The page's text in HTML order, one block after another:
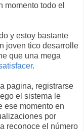
momento todo el
y estoy bastante
joven tico desarrolle
que una mega
.
pagina, registrarse
el sistema le
ese momento en
por
reconoce el número